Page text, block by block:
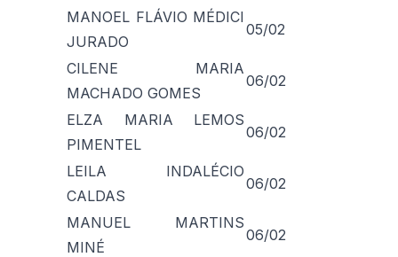
MANOEL FLÁVIO MÉDICI
JURADO
05/02
CILENE MARIA
MACHADO GOMES
06/02
ELZA MARIA LEMOS
PIMENTEL
06/02
LEILA INDALÉCIO
CALDAS
06/02
MANUEL MARTINS
MINÉ
06/02